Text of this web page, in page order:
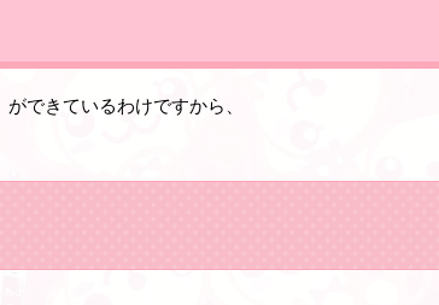
できているわけですから、